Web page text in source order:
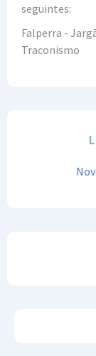
seguintes:
Falperra -
Traconismo